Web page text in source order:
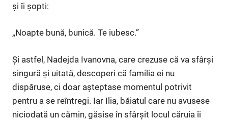
și îi șopti:
„Noapte bună, bunică. Te iubesc.”
Și astfel, Nadejda Ivanovna, care crezuse că va sfârși
singură și uitată, descoperi că familia ei nu
dispăruse, ci doar așteptase momentul potrivit
pentru a se reîntregi. Iar Ilia, băiatul care nu avusese
niciodată un cămin, găsise în sfârșit locul căruia îi